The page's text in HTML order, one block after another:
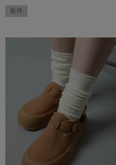
新作